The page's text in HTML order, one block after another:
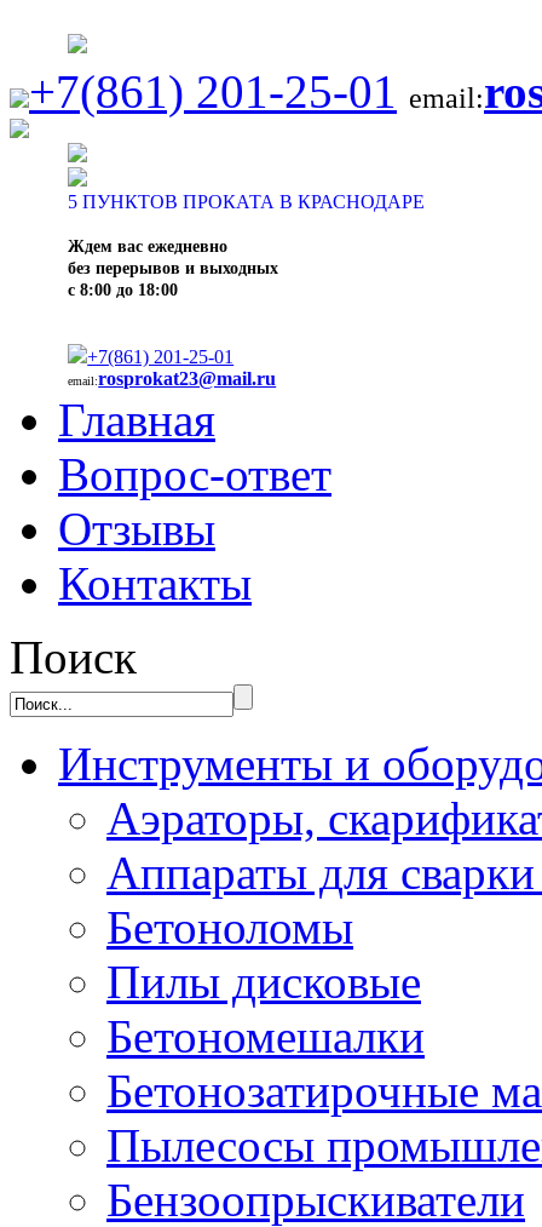
+7(861) 201-25-01 email:
5 ПУНКТОВ ПРОКАТА В КРАСНОДАРЕ
Ждем вас ежедневно
без перерывов и выходных
с 8:00 до 18:00
+7(861) 201-25-01
email:rosprokat23@mail.ru
Главная
Вопрос-ответ
Отзывы
Контакты
Поиск
Инструменты и
Аэраторы,
Аппараты для
Бетоноломы
Пилы дисковые
Бетономешалки
Бетонозатирочные
Пылесосы
Бензоопрыскиватели